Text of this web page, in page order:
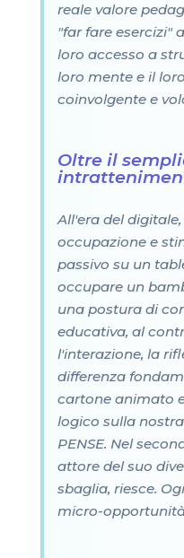
reale valore
"far fare esercizi"
loro accesso a
loro mente e il
coinvolgente e
Oltre il
All'era del
occupazione e
passivo su un
occupare un
una postura di
educativa, al
l'interazione, la
differenza
cartone animato
logico sulla
PENSE. Nel
attore del suo
sbaglia, riesce.
micro-